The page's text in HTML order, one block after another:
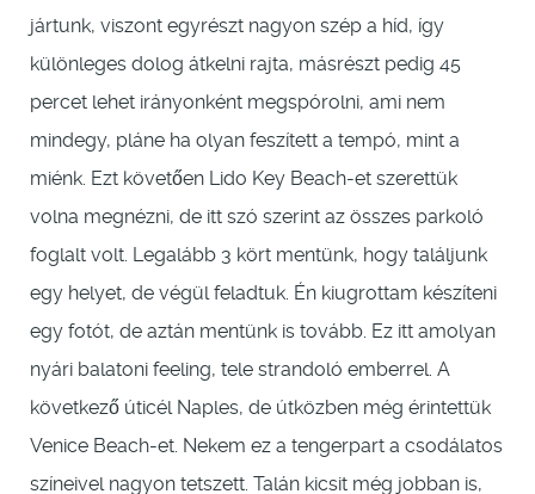
jártunk, viszont egyrészt nagyon szép a híd, így
különleges dolog átkelni rajta, másrészt pedig 45
percet lehet irányonként megspórolni, ami nem
mindegy, pláne ha olyan feszített a tempó, mint a
miénk. Ezt követően Lido Key Beach-et szerettük
volna megnézni, de itt szó szerint az összes parkoló
foglalt volt. Legalább 3 kört mentünk, hogy találjunk
egy helyet, de végül feladtuk. Én kiugrottam készíteni
egy fotót, de aztán mentünk is tovább. Ez itt amolyan
nyári balatoni feeling, tele strandoló emberrel. A
következő úticél Naples, de útközben még érintettük
Venice Beach-et. Nekem ez a tengerpart a csodálatos
színeivel nagyon tetszett. Talán kicsit még jobban is,